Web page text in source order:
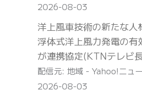
2026-08-03
洋上風車技術の新たな
浮体式洋上風力発電の有
が連携協定(KTNテレビ
配信元: 地域 - Yahoo!ニュ
2026-08-03